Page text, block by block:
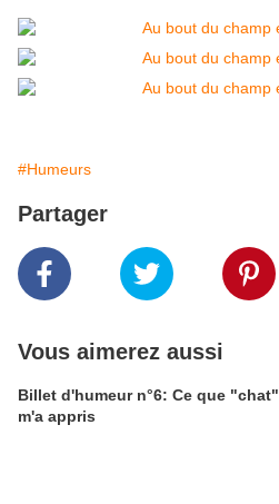
#Humeurs
Partager
Vous aimerez aussi
Billet d'humeur n°6: Ce que "chat"
m'a appris